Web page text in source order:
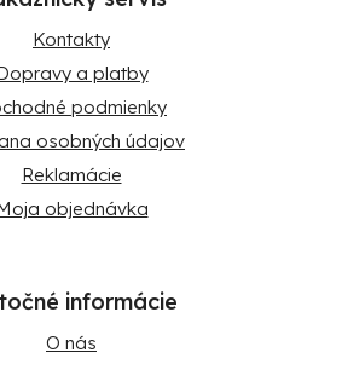
Kontakty
a platby
podmienky
osobných údajov
Reklamácie
objednávka
informácie
O nás